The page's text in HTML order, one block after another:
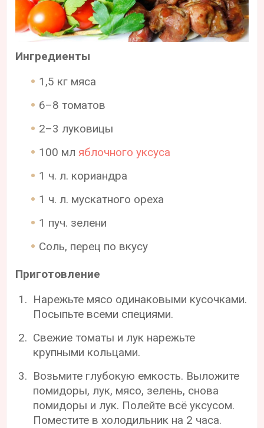
Ингредиенты
1,5 кг мяса
6–8 томатов
2–3 луковицы
100 мляблочного уксуса
1 ч. л. кориандра
1 ч. л. мускатного ореха
1 пуч. зелени
Соль, перец по вкусу
Приготовление
Нарежьте мясо одинаковыми кусочками.
Посыпьте всеми специями.
Свежие томаты и лук нарежьте
крупными кольцами.
Возьмите глубокую емкость. Выложите
помидоры, лук, мясо, зелень, снова
помидоры и лук. Полейте всё уксусом.
Поместите в холодильник на 2 часа.